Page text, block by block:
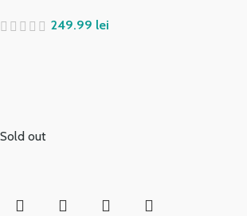
lei
Sold out